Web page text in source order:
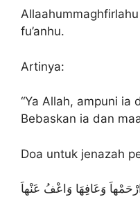
Allaahummaghfirlahu
fu’anhu.
Artinya:
“Ya Allah, ampuni ia
Bebaskan ia dan
Doa untuk jenazah
وَعَافِهَا وَاعْفُ عَنْهاَ